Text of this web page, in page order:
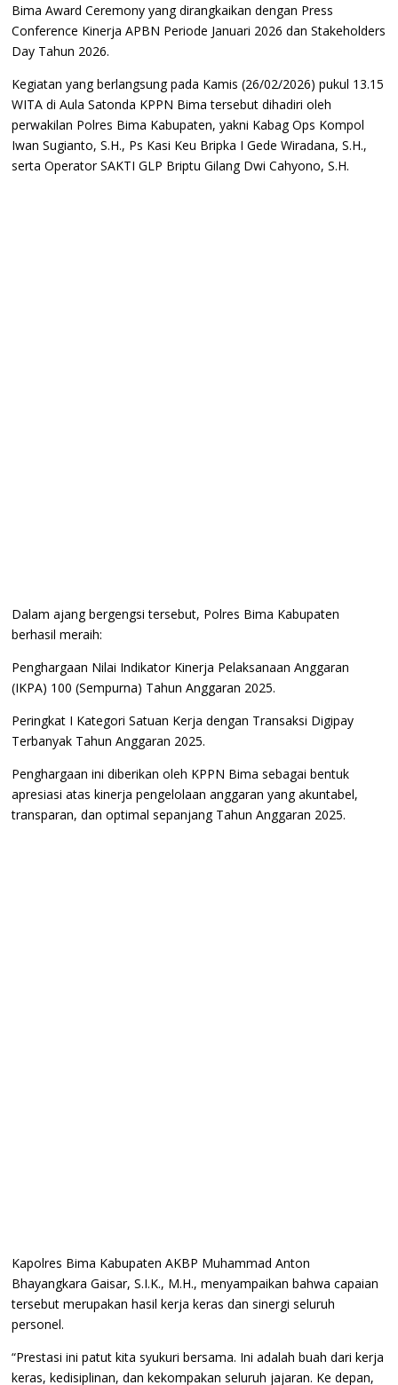
Bima Award Ceremony yang dirangkaikan dengan Press
Conference Kinerja APBN Periode Januari 2026 dan Stakeholders
Day Tahun 2026.
Kegiatan yang berlangsung pada Kamis (26/02/2026) pukul 13.15
WITA di Aula Satonda KPPN Bima tersebut dihadiri oleh
perwakilan Polres Bima Kabupaten, yakni Kabag Ops Kompol
Iwan Sugianto, S.H., Ps Kasi Keu Bripka I Gede Wiradana, S.H.,
serta Operator SAKTI GLP Briptu Gilang Dwi Cahyono, S.H.
Dalam ajang bergengsi tersebut, Polres Bima Kabupaten
berhasil meraih:
Penghargaan Nilai Indikator Kinerja Pelaksanaan Anggaran
(IKPA) 100 (Sempurna) Tahun Anggaran 2025.
Peringkat I Kategori Satuan Kerja dengan Transaksi Digipay
Terbanyak Tahun Anggaran 2025.
Penghargaan ini diberikan oleh KPPN Bima sebagai bentuk
apresiasi atas kinerja pengelolaan anggaran yang akuntabel,
transparan, dan optimal sepanjang Tahun Anggaran 2025.
Kapolres Bima Kabupaten AKBP Muhammad Anton
Bhayangkara Gaisar, S.I.K., M.H., menyampaikan bahwa capaian
tersebut merupakan hasil kerja keras dan sinergi seluruh
personel.
“Prestasi ini patut kita syukuri bersama. Ini adalah buah dari kerja
keras, kedisiplinan, dan kekompakan seluruh jajaran. Ke depan,